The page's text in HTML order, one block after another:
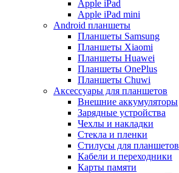
Apple iPad
Apple iPad mini
Android планшеты
Планшеты Samsung
Планшеты Xiaomi
Планшеты Huawei
Планшеты OnePlus
Планшеты Chuwi
Аксессуары для планшетов
Внешние аккумуляторы
Зарядные устройства
Чехлы и накладки
Стекла и пленки
Стилусы для планшетов
Кабели и переходники
Карты памяти